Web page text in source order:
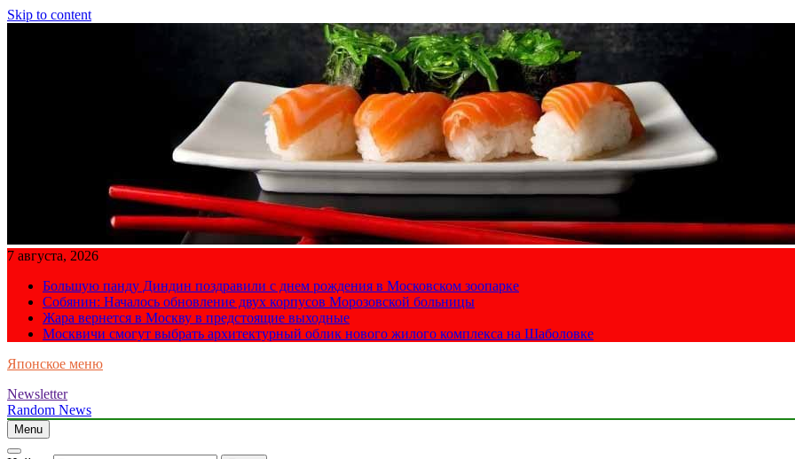
Skip to content
7 августа, 2026
Большую панду Диндин поздравили с днем рождения в Московском зоопарке
Собянин: Началось обновление двух корпусов Морозовской больницы
Жара вернется в Москву в предстоящие выходные
Москвичи смогут выбрать архитектурный облик нового жилого комплекса на Шаболовке
Японское меню
Newsletter
Random News
Menu